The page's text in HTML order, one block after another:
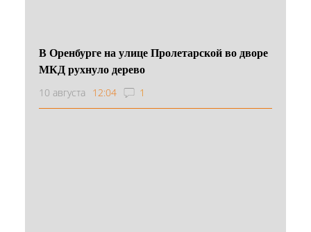
В Оренбурге на улице Пролетарской во дворе
МКД рухнуло дерево
10 августа 12:04 1